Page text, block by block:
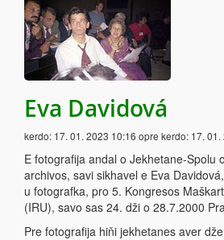
Eva Davidová
kerdo: 17. 01. 2023 10:16 opre kerdo: 17.
E fotografija andal o Jekhetane-Spolu
archivos, savi sikhavel e Eva
u fotografka, pro 5. Kongresos
(IRU), savo sas 24. dži o 28.7.2000
Pre fotografija hiňi jekhetanes aver